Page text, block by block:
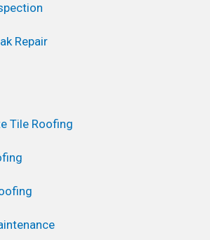
Repair
Tile Roofing